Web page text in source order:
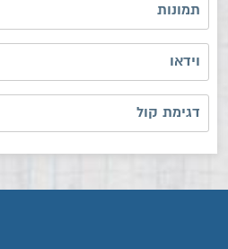
תמונות
וידאו
דגימת קול